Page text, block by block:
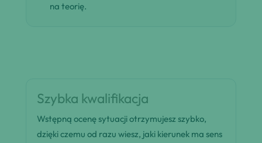
na teorię.
Szybka kwalifikacja
Wstępną ocenę sytuacji otrzymujesz szybko,
dzięki czemu od razu wiesz, jaki kierunek ma sens